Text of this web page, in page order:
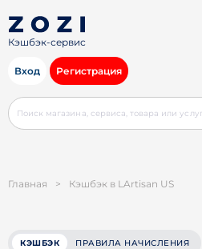
Кэшбэк-сервис
Вход Регистрация
Главная > Кэшбэк в LArtisan US
КЭШБЭК ПРАВИЛА НАЧИСЛЕНИЯ